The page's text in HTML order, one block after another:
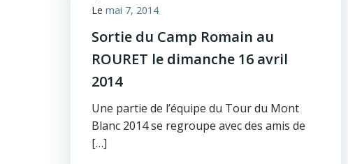
Le mai 7, 2014
Sortie du Camp Romain au
ROURET le dimanche 16 avril
2014
Une partie de l’équipe du Tour du Mont
Blanc 2014 se regroupe avec des amis de
[…]